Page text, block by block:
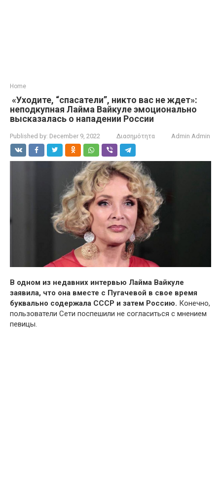
Home
«Уходите, “спасатели”, никто вас не ждет»:
неподкупная Лайма Вайкуле эмоционально
высказалась о нападении России
Published by: December 9, 2022 Διασημότητα Admin Admin
В одном из недавних интервью Лайма Вайкуле
заявила, что она вместе с Пугачевой в свое время
буквально содержала СССР и затем Россию. Конечно,
пользователи Сети поспешили не согласиться с мнением
певицы.